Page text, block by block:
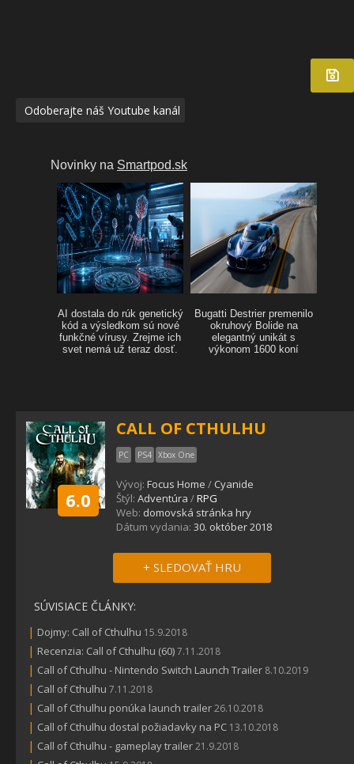
Odoberajte náš Youtube kanál
6.0
CALL OF CTHULHU
PC PS4 Xbox One
Vývoj: Focus Home / Cyanide
Štýl: Adventúra /RPG
Web: domovská stránka hry
Dátum vydania: 30. október 2018
+ SLEDOVAŤ HRU
SÚVISIACE ČLÁNKY:
| Dojmy: Call of Cthulhu 15.9.2018
| Recenzia: Call of Cthulhu (60)7.11.2018
| Call of Cthulhu - Nintendo Switch Launch Trailer 8.10.2019
| Call of Cthulhu 7.11.2018
| Call of Cthulhu ponúka launch trailer26.10.2018
| Call of Cthulhu dostal požiadavky na PC 13.10.2018
| Call of Cthulhu - gameplay trailer21.9.2018